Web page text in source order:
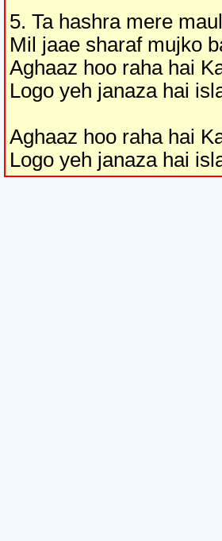
5. Ta hashra mere
Mil jaae sharaf mujko
Aghaaz hoo raha hai
Logo yeh janaza hai
Aghaaz hoo raha hai
Logo yeh janaza hai